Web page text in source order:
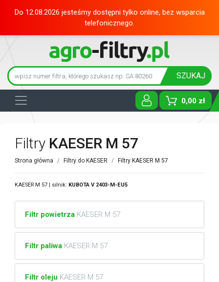
Do 12.08.2026 jesteśmy dostępni tylko online, bez wsparcia
telefonicznego.
SZUKAJ
0,00 zł
Toggle
Filtry KAESER M 57
Strona główna Filtry do KAESER Filtry KAESER M 57
KAESER M 57 | silnik: KUBOTA V 2403-M-EU5
Filtr powietrza KAESER M 57
Filtr paliwa KAESER M 57
Filtr oleju KAESER M 57